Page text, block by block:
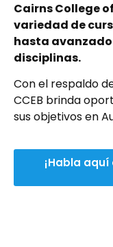
Cairns College
variedad de
hasta avanzado
disciplinas.
Con el respaldo
CCEB brinda
sus objetivos en
¡Habla